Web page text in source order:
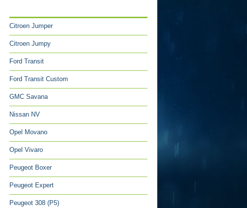
Citroen Jumper
Citroen Jumpy
Ford Transit
Ford Transit Custom
GMC Savana
Nissan NV
Opel Movano
Opel Vivaro
Peugeot Boxer
Peugeot Expert
Peugeot 308 (P5)